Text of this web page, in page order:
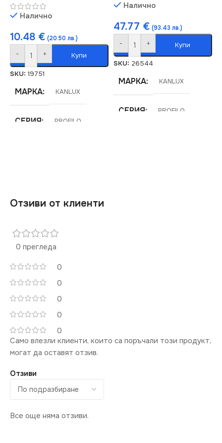
Налично
10.48 € (20.50 лв.)
- + Купи
SKU: 19751
МАРКА KANLUX
СЕРИЯ PROFILO
Налично
47.77 € (93.43 лв.)
- + Купи
SKU: 26544
МАРКА KANLUX
СЕРИЯ PROFILO
Отзиви от клиенти
0 прегледа
0
0
0
0
0
Отзиви
Все още няма отзиви.
Само влезли клиенти, които са поръчали този продукт,
могат да оставят отзив.